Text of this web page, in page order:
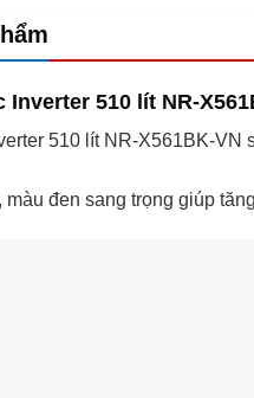
Inverter 510 lít NR-
510 lít NR-X561BK-
đen sang trọng giúp